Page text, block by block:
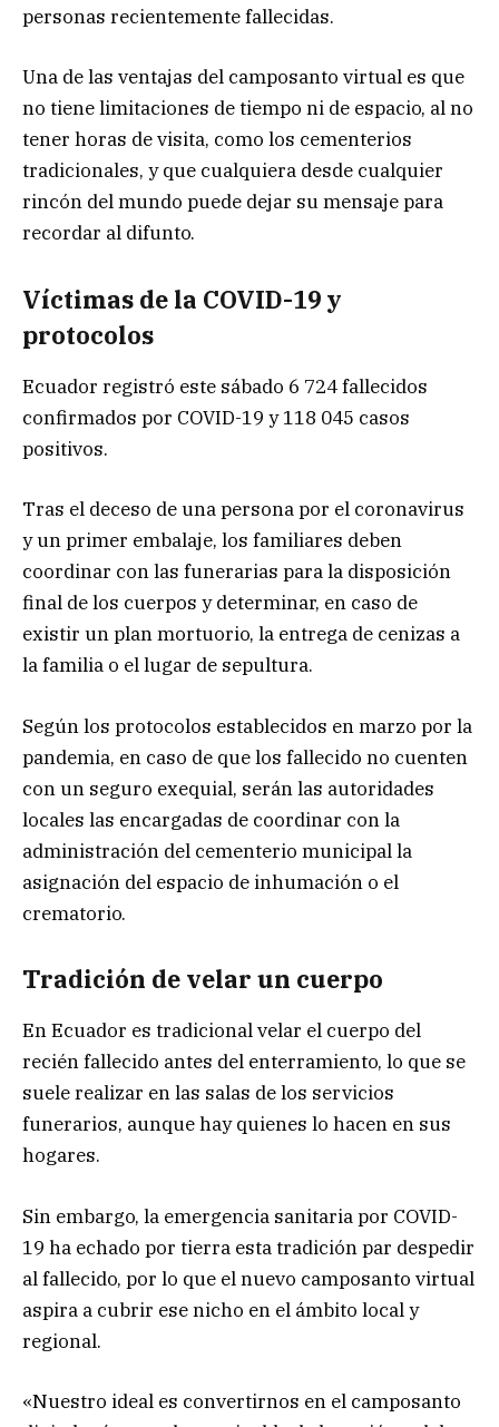
personas recientemente fallecidas.
Una de las ventajas del camposanto virtual es que
no tiene limitaciones de tiempo ni de espacio, al no
tener horas de visita, como los cementerios
tradicionales, y que cualquiera desde cualquier
rincón del mundo puede dejar su mensaje para
recordar al difunto.
Víctimas de la COVID-19 y
protocolos
Ecuador registró este sábado 6 724 fallecidos
confirmados por COVID-19 y 118 045 casos
positivos.
Tras el deceso de una persona por el coronavirus
y un primer embalaje, los familiares deben
coordinar con las funerarias para la disposición
final de los cuerpos y determinar, en caso de
existir un plan mortuorio, la entrega de cenizas a
la familia o el lugar de sepultura.
Según los protocolos establecidos en marzo por la
pandemia, en caso de que los fallecido no cuenten
con un seguro exequial, serán las autoridades
locales las encargadas de coordinar con la
administración del cementerio municipal la
asignación del espacio de inhumación o el
crematorio.
Tradición de velar un cuerpo
En Ecuador es tradicional velar el cuerpo del
recién fallecido antes del enterramiento, lo que se
suele realizar en las salas de los servicios
funerarios, aunque hay quienes lo hacen en sus
hogares.
Sin embargo, la emergencia sanitaria por COVID-
19 ha echado por tierra esta tradición par despedir
al fallecido, por lo que el nuevo camposanto virtual
aspira a cubrir ese nicho en el ámbito local y
regional.
«Nuestro ideal es convertirnos en el camposanto